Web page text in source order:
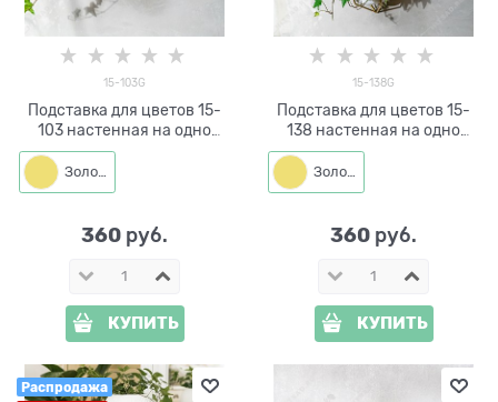
15-103G
Подставка для цветов 15-
103 настенная на одно
кашпо d=14см
Золото
360 руб.
КУПИТЬ
15-138G
Подставка для цветов 15-
138 настенная на одно
кашпо d=14см
Золото
360 руб.
КУПИТЬ
Распродажа